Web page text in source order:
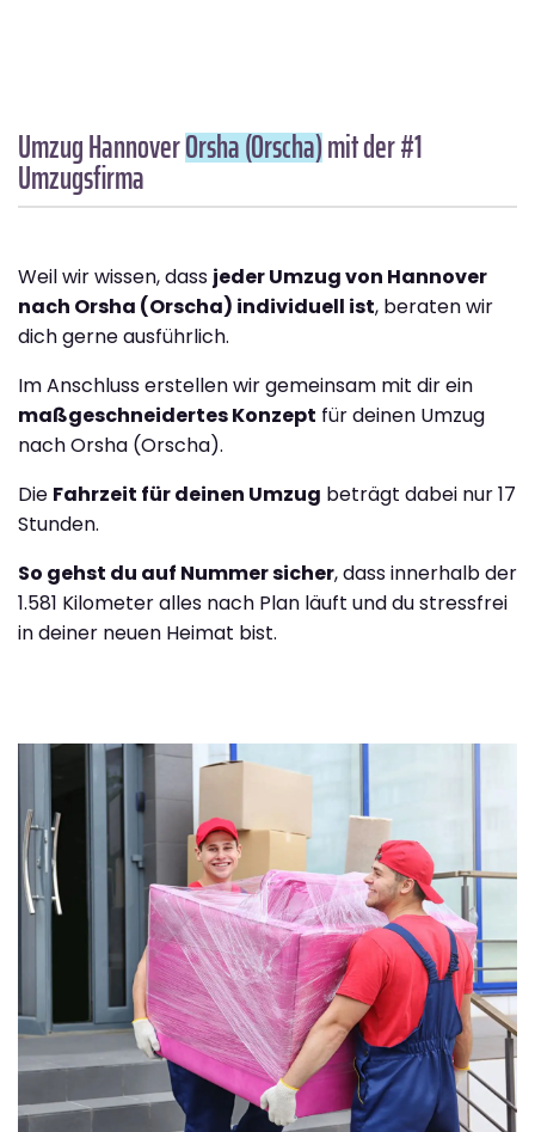
Umzug HannoverOrsha (Orscha)mit der #1
Umzugsfirma
Weil wir wissen, dass jeder Umzug von Hannover
nach Orsha (Orscha) individuell ist, beraten wir
dich gerne ausführlich.
Im Anschluss erstellen wir gemeinsam mit dir ein
maßgeschneidertes Konzept für deinen Umzug
nach Orsha (Orscha).
Die Fahrzeit für deinen Umzug beträgt dabei nur 17
Stunden.
So gehst du auf Nummer sicher, dass innerhalb der
1.581 Kilometer alles nach Plan läuft und du stressfrei
in deiner neuen Heimat bist.